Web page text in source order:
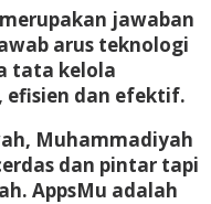
jawaban
arus teknologi
tata kelola
efisien dan efektif.
Muhammadiyah
dan pintar tapi
AppsMu adalah